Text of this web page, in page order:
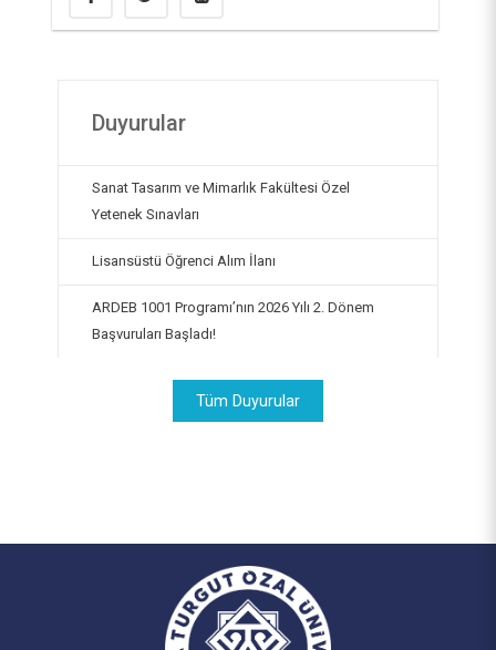
Duyurular
Sanat Tasarım ve Mimarlık Fakültesi Özel
Yetenek Sınavları
Lisansüstü Öğrenci Alım İlanı
ARDEB 1001 Programı’nın 2026 Yılı 2. Dönem
Başvuruları Başladı!
Tüm Duyurular